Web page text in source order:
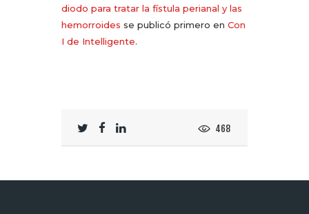
diodo para tratar la fístula perianal y las
hemorroides se publicó primero en Con
I de Intelligente.
468